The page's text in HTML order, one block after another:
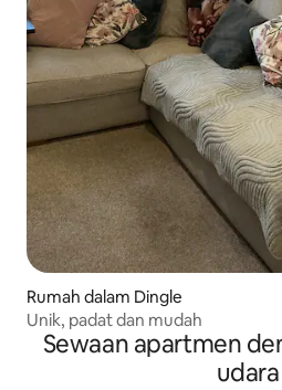
Rumah dalam Dingle
Unik, padat dan mudah
Sewaan apartmen
udara